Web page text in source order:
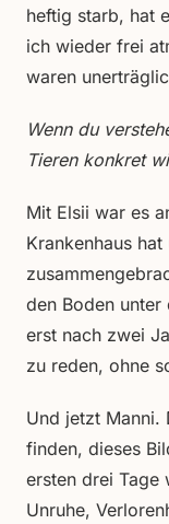
heftig starb, hat
ich wieder frei
waren
Wenn du
Tieren konkret
Mit Elsii war es
Krankenhaus
den Boden
erst nach zwei
zu reden, ohne
Und jetzt Manni.
finden, dieses
ersten drei Tage
Unruhe,